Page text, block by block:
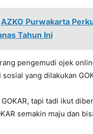
AZKO Purwakarta
Tahun Ini
pengemudi ojek
yang dilakukan
tapi tadi ikut
semakin maju dan